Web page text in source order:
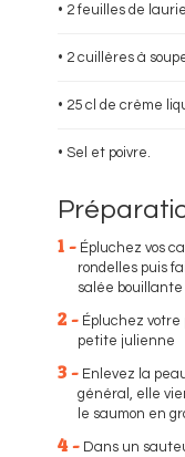
• 2 feuilles de
• 2 cuillères à
• 25 cl de crème
• Sel et poivre.
1 - Épluchez vos
rondelles puis
salée
2 - Épluchez
petite julienne
3 - Enlevez la
général, elle
le saumon en
4 - Dans un